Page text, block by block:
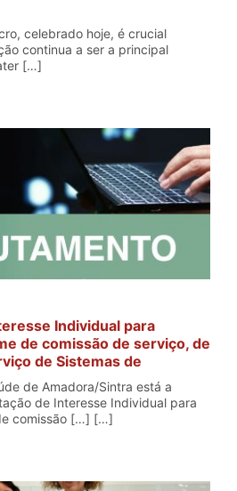
celebrado hoje, é crucial
continua a ser a principal
[…]
Individual para
de comissão de serviço, de
de Sistemas de
de Amadora/Sintra está a
de Interesse Individual para
comissão […] […]